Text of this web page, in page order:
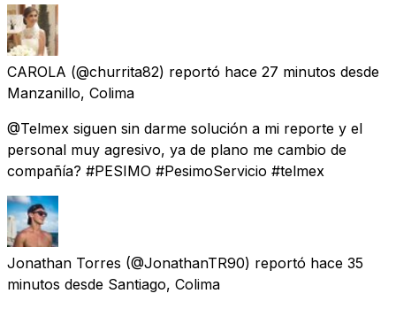
CAROLA (@churrita82) reportó hace 27 minutos desde
Manzanillo, Colima
@Telmex siguen sin darme solución a mi reporte y el
personal muy agresivo, ya de plano me cambio de
compañía? #PESIMO #PesimoServicio #telmex
Jonathan Torres (@JonathanTR90) reportó hace 35
minutos desde Santiago, Colima